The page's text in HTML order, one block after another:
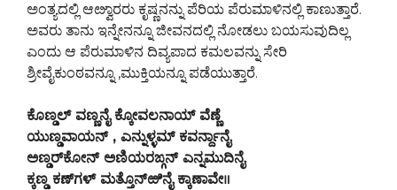
ಅಂತ್ಯದಲ್ಲಿ ಆೞ್ವಾರರು ಕೃಷ್ಣನನ್ನು ಪೆರಿಯ ಪೆರುಮಾಳಿನಲ್ಲಿ ಕಾಣುತ್ತಾರೆ.
ಅವರು ತಾನು ಇನ್ನೇನನ್ನೂ ಜೀವನದಲ್ಲಿ ನೋಡಲು ಬಯಸುವುದಿಲ್ಲ
ಎಂದು ಆ ಪೆರುಮಾಳಿನ ದಿವ್ಯಪಾದ ಕಮಲವನ್ನು ಸೇರಿ
ಶ್ರೀವೈಕುಂಠವನ್ನೂ ,ಮುಕ್ತಿಯನ್ನೂ ಪಡೆಯುತ್ತಾರೆ.
ಕೊಣ್ಡಲ್ ವಣ್ಣನೈ ಕ್ಕೋವಲನಾಯ್ ವೆಣ್ಣೆ
ಯುಣ್ಡವಾಯನ್ , ಎನ್ನುಳ್ಳಮ್ ಕವರ್ನ್ದಾನೈ
ಅಣ್ಡರ್‌ಕೋನ್ ಅಣಿಯರಙ್ಗನ್ ಎನ್ನಮುದಿನೈ
ಕ್ಕಣ್ಡ ಕಣ್‍ಗಳ್ ಮತ್ತೊನ್‍ಱಿನೈ ಕ್ಕಾಣಾವೇ॥